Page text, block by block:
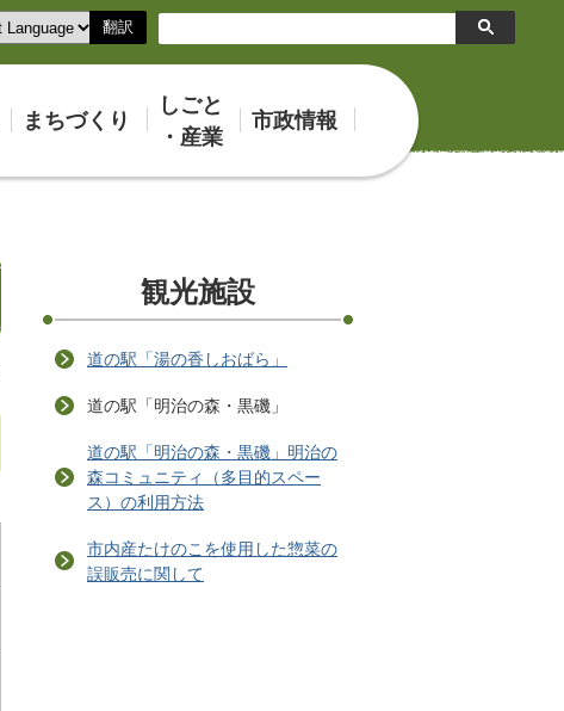
翻訳
検
索
まちづくり
しごと
・産業
市政情報
観光施設
道の駅「湯の香しおばら」
道の駅「明治の森・黒磯」
道の駅「明治の森・黒磯」明治の
森コミュニティ（多目的スペー
ス）の利用方法
市内産たけのこを使用した惣菜の
誤販売に関して